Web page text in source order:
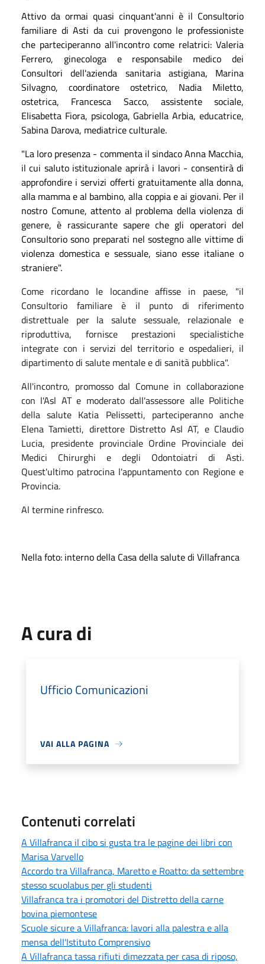
Attivo da ormai quasi cinquant'anni è il Consultorio
familiare di Asti da cui provengono le professioniste
che parteciperanno all'incontro come relatrici: Valeria
Ferrero, ginecologa e responsabile medico dei
Consultori dell'azienda sanitaria astigiana, Marina
Silvagno, coordinatore ostetrico, Nadia Miletto,
ostetrica, Francesca Sacco, assistente sociale,
Elisabetta Fiora, psicologa, Gabriella Arbia, educatrice,
Sabina Darova, mediatrice culturale.
"La loro presenza - commenta il sindaco Anna Macchia,
il cui saluto istituzionale aprirà i lavori - consentirà di
approfondire i servizi offerti gratuitamente alla donna,
alla mamma e al bambino, alla coppia e ai giovani. Per il
nostro Comune, attento al problema della violenza di
genere, è rassicurante sapere che gli operatori del
Consultorio sono preparati nel sostegno alle vittime di
violenza domestica e sessuale, siano esse italiane o
straniere".
Come ricordano le locandine affisse in paese, "il
Consultorio familiare è il punto di riferimento
distrettuale per la salute sessuale, relazionale e
riproduttiva, fornisce prestazioni specialistiche
integrate con i servizi del territorio e ospedalieri, il
dipartimento di salute mentale e di sanità pubblica".
All'incontro, promosso dal Comune in collaborazione
con l'Asl AT e moderato dall'assessore alle Politiche
della salute Katia Pelissetti, parteciperanno anche
Elena Tamietti, direttore Distretto Asl AT, e Claudio
Lucia, presidente provinciale Ordine Provinciale dei
Medici Chirurghi e degli Odontoiatri di Asti.
Quest'ultimo patrocina l'appuntamento con Regione e
Provincia.
Al termine rinfresco.
Nella foto: interno della Casa della salute di Villafranca
A cura di
Ufficio Comunicazioni
VAI ALLA PAGINA
Contenuti correlati
A Villafranca il cibo si gusta tra le pagine dei libri con
Marisa Varvello
Accordo tra Villafranca, Maretto e Roatto: da settembre
stesso scuolabus per gli studenti
Villafranca tra i promotori del Distretto della carne
bovina piemontese
Scuole sicure a Villafranca: lavori alla palestra e alla
mensa dell'Istituto Comprensivo
A Villafranca tassa rifiuti dimezzata per casa di riposo,